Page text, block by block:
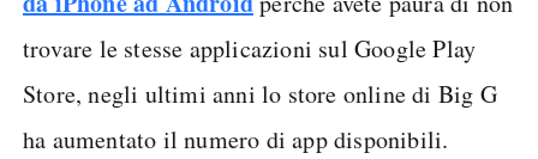
trovare le stesse applicazioni sul Google Play
Store, negli ultimi anni lo store online di Big G
ha aumentato il numero di app disponibili.